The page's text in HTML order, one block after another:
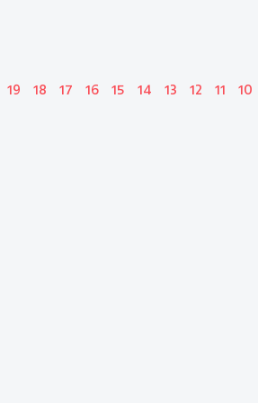
10
11
12
13
14
15
16
17
18
19